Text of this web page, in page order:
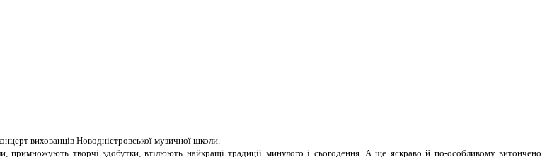
вихованців Новодністровської музичної школи.
примножують творчі здобутки, втілюють найкращі традиції минулого і сьогодення. А ще яскраво й по-особливому витончено